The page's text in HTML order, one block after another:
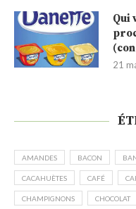
Qui
21
AMANDES BACON
CACAHUÈTES CAFÉ
CHAMPIGNONS CHOCOLAT